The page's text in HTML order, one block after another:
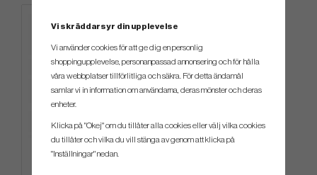
TaylorMade Microfiber Cart
Vi skräddarsyr din upplevelse
Vi använder cookies för att ge dig en personlig
shoppingupplevelse, personanpassad annonsering och för hålla
våra webbplatser tillförlitliga och säkra. För detta ändamål
samlar vi in information om användarna, deras mönster och deras
enheter.
Klicka på "Okej" om du tillåter alla cookies eller välj vilka cookies
du tillåter och vilka du vill stänga av genom att klicka på
"Inställningar" nedan.